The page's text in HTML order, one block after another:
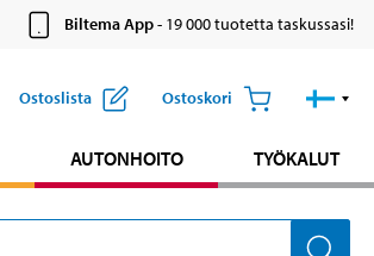
Biltema App- 19 000 tuotetta taskussasi!
Ostoslista Ostoskori
AUTONHOITO TYÖKALUT